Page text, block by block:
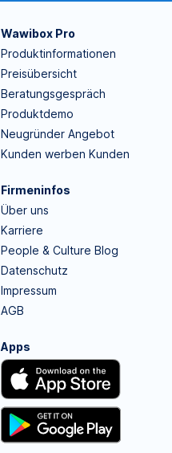
Wawibox Pro
Produktinformationen
Preisübersicht
Beratungsgespräch
Produktdemo
Neugründer Angebot
Kunden werben Kunden
Firmeninfos
Über uns
Karriere
People & Culture Blog
Datenschutz
Impressum
AGB
Apps